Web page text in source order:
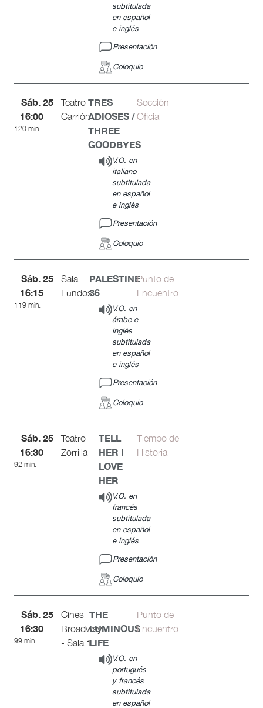
subtitulada
en español
e inglés
Presentación
Coloquio
Sáb. 25
16:00
120 min.
Teatro
Carrión
TRES
ADIOSES /
THREE
GOODBYES
V.O. en
italiano
subtitulada
en español
e inglés
Presentación
Coloquio
Sección
Oficial
Sáb. 25
16:15
119 min.
Sala
Fundos
PALESTINE
36
V.O. en
árabe e
inglés
subtitulada
en español
e inglés
Presentación
Coloquio
Punto de
Encuentro
Sáb. 25
16:30
92 min.
Teatro
Zorrilla
TELL
HER I
LOVE
HER
V.O. en
francés
subtitulada
en español
e inglés
Presentación
Coloquio
Tiempo de
Historia
Sáb. 25
16:30
99 min.
Cines
Broadway
- Sala 1
THE
LUMINOUS
LIFE
V.O. en
portugués
y francés
subtitulada
en español
Punto de
Encuentro